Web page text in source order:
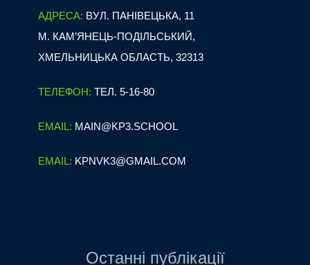
АДРЕСА: ВУЛ. ПАНІВЕЦЬКА, 11
М. КАМ’ЯНЕЦЬ-ПОДІЛЬСЬКИЙ,
ХМЕЛЬНИЦЬКА ОБЛАСТЬ, 32313
ТЕЛЕФОН: ТЕЛ. 5-16-80
EMAIL: MAIN@KP3.SCHOOL
EMAIL: KPNVK3@GMAIL.COM
Останні публікації